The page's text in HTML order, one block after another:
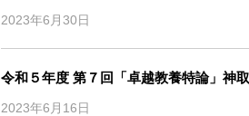
2023年6月30日
令和５年度 第７回「卓越教養特論」神
2023年6月16日